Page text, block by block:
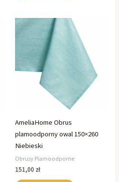
AmeliaHome Obrus
plamoodporny owal 150×260
Niebieski
Obrusy Plamoodporne
151,00 zł